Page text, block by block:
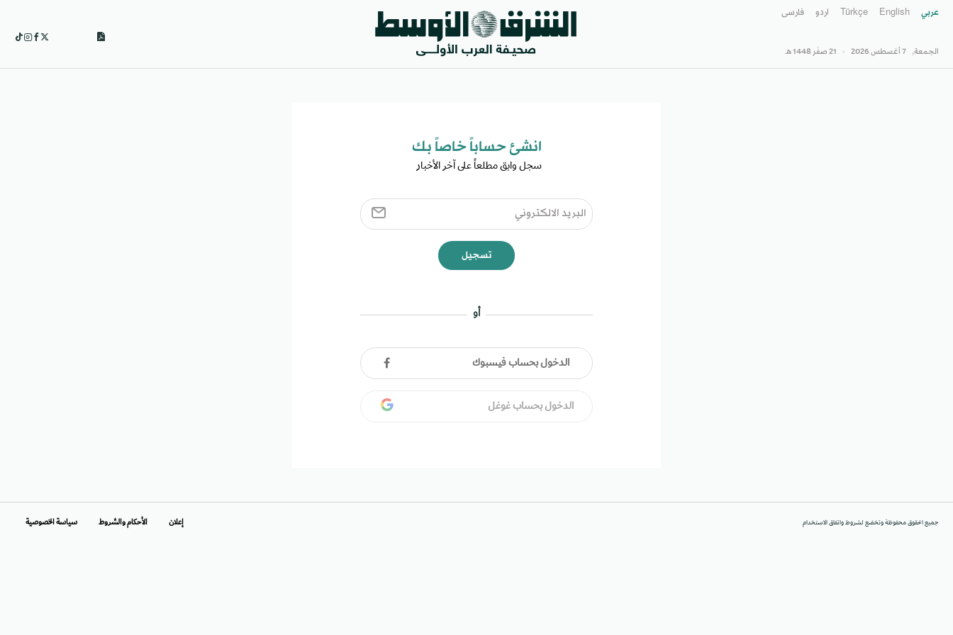
عربي English
Türkçe اردو فارسى
الجمعة, 7 أغسطس 2026 - 21 صفَر 1448 هـ
انشئ حساباً خاصاً بك​
سجل وابق مطلعاً على آخر الأخبار ​
تسجيل
أو
الدخول بحساب فيسبوك
الدخول بحساب غوغل
جميع الحقوق محفوظة وتخضع لشروط واتفاق الاستخدام إعلان الأحكام والشروط سياسة الخصوصية